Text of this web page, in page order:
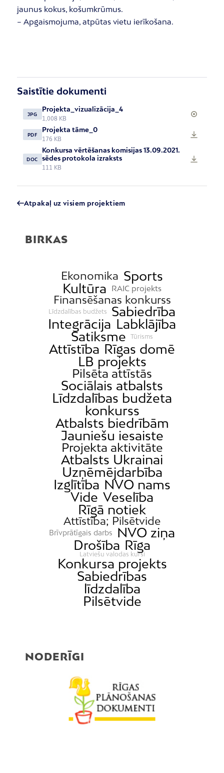
jaunus kokus, košumkrūmus.
– Apgaismojuma, atpūtas vietu ierīkošana.
Saistītie dokumenti
JPG
Projekta_vizualizācija_4
1,008 KB
PDF
Projekta tāme_0
176 KB
DOC
Konkursa vērtēšanas komisijas 13.09.2021.
sēdes protokola izraksts
111 KB
Atpakaļ uz visiem projektiem
BIRKAS
Ekonomika Sports
Kultūra
RAIC projekts
Finansēšanas konkurss
Līdzdalības budžets
Sabiedrība
Integrācija Labklājība
Satiksme
Tūrisms
Attīstība Rīgas domē
LB projekts
Pilsēta attīstās
Sociālais atbalsts
Līdzdalības budžeta
konkurss
Atbalsts biedrībām
Jauniešu iesaiste
Projekta aktivitāte
Atbalsts Ukrainai
Uzņēmējdarbība
Izglītība NVO nams
Vide Veselība
Rīgā notiek
Attīstība; Pilsētvide
Brīvprātīgais darbs
NVO ziņa
Drošība Rīga
Latviešu valodas kursi
Konkursa projekts
Sabiedrības
līdzdalība
Pilsētvide
NODERĪGI